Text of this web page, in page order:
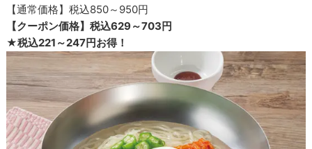
【通常価格】税込850～950円
【クーポン価格】税込629～703円
★税込221～247円お得！